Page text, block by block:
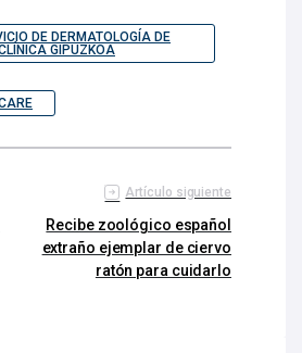
DE DERMATOLOGÍA DE
GIPUZKOA
Artículo siguiente
Recibe zoológico español
extraño ejemplar de ciervo
ratón para cuidarlo